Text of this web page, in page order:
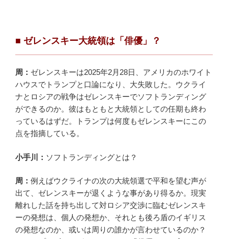
■ ゼレンスキー大統領は「俳優」？
周： ゼレンスキーは2025年2月28日、アメリカのホワイト
ハウスでトランプと口論になり、大失敗した。ウクライ
ナとロシアの戦争はゼレンスキーでソフトランディング
ができるのか。彼はもともと大統領としての任期も終わ
っているはずだ。トランプは何度もゼレンスキーにこの
点を指摘している。
小手川： ソフトランディングとは？
周： 例えばウクライナの次の大統領選で平和を望む声が
出て、ゼレンスキーが退くような事があり得るか。現実
離れした話を持ち出して対ロシア交渉に臨むゼレンスキ
ーの発想は、個人の発想か、それとも後ろ盾のイギリス
の発想なのか、或いは周りの誰かが言わせているのか？